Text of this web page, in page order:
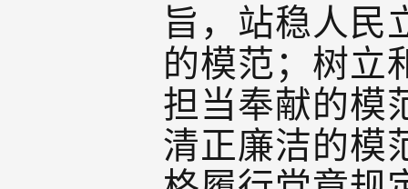
旨，站稳人民
的模范；树立
担当奉献的模
清正廉洁的模